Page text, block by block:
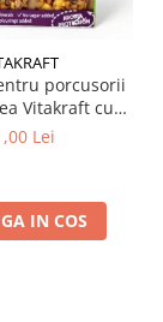
porcusorii
Vitakraft cu
nuci 2 buc
Lei
IN COS